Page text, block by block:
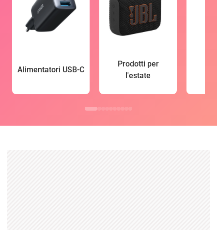
Alimentatori USB-C
Prodotti per
l'estate